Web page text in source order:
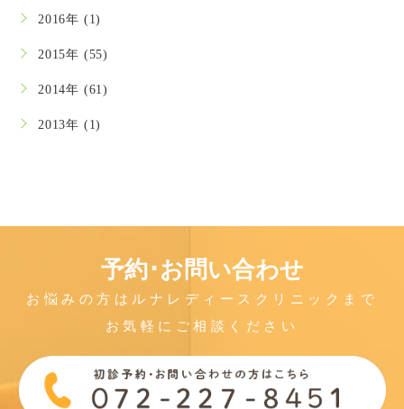
2016年 (1)
2015年 (55)
2014年 (61)
2013年 (1)
予約･お問い合わせ
お悩みの方はルナレディースクリニックまで
お気軽にご相談ください